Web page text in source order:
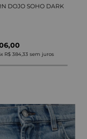
DOJO SOHO DARK
x R$ 384,33 sem juros